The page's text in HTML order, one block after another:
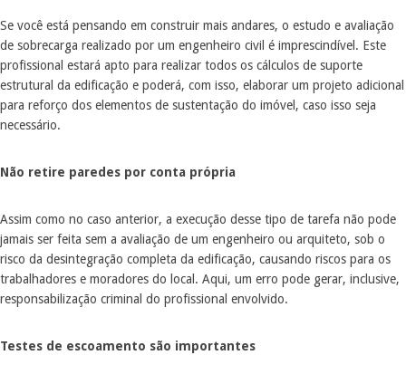
Se você está pensando em construir mais andares, o estudo e avaliação
de sobrecarga realizado por um engenheiro civil é imprescindível. Este
profissional estará apto para realizar todos os cálculos de suporte
estrutural da edificação e poderá, com isso, elaborar um projeto adicional
para reforço dos elementos de sustentação do imóvel, caso isso seja
necessário.
Não retire paredes por conta própria
Assim como no caso anterior, a execução desse tipo de tarefa não pode
jamais ser feita sem a avaliação de um engenheiro ou arquiteto, sob o
risco da desintegração completa da edificação, causando riscos para os
trabalhadores e moradores do local. Aqui, um erro pode gerar, inclusive,
responsabilização criminal do profissional envolvido.
Testes de escoamento são importantes